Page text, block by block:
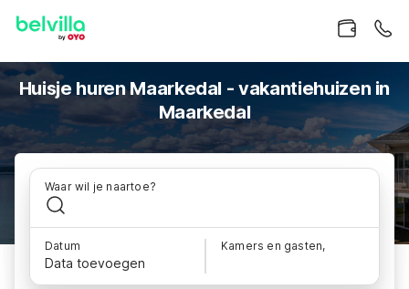
Huisje huren Maarkedal - vakantiehuizen in
Maarkedal
Waar wil je naartoe?
Datum
Data toevoegen
Kamers en gasten,